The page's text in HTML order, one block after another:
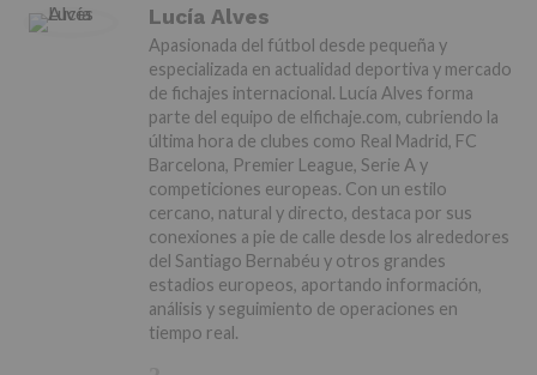
Lucía Alves
Apasionada del fútbol desde pequeña y
especializada en actualidad deportiva y mercado
de fichajes internacional. Lucía Alves forma
parte del equipo de elfichaje.com, cubriendo la
última hora de clubes como Real Madrid, FC
Barcelona, Premier League, Serie A y
competiciones europeas. Con un estilo
cercano, natural y directo, destaca por sus
conexiones a pie de calle desde los alrededores
del Santiago Bernabéu y otros grandes
estadios europeos, aportando información,
análisis y seguimiento de operaciones en
tiempo real.